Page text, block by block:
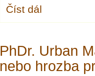
Číst dál
PhDr. Urban
nebo hrozba